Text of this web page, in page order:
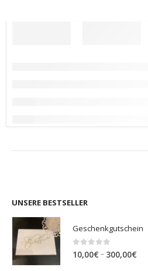
UNSERE BESTSELLER
Geschenkgutschein
0out of 5
10,00€ – 300,00€